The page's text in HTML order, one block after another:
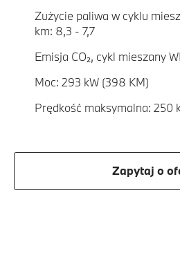
Zużycie paliwa w cyklu
km: 8,3 - 7,7
Emisja CO₂, cykl mieszany
Moc: 293 kW (398 KM)
Prędkość maksymalna: 250
Zapytaj o